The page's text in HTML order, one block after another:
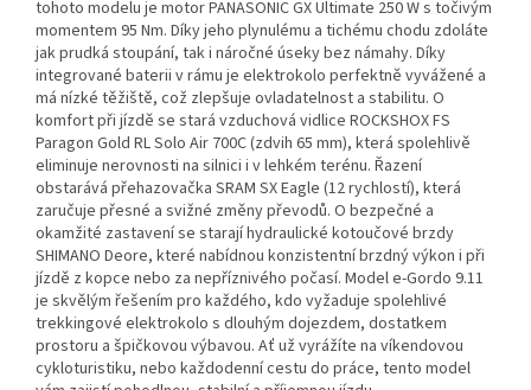
tohoto modelu je motor PANASONIC GX Ultimate 250 W s točivým
momentem 95 Nm. Díky jeho plynulému a tichému chodu zdoláte
jak prudká stoupání, tak i náročné úseky bez námahy. Díky
integrované baterii v rámu je elektrokolo perfektně vyvážené a
má nízké těžiště, což zlepšuje ovladatelnost a stabilitu. O
komfort při jízdě se stará vzduchová vidlice ROCKSHOX FS
Paragon Gold RL Solo Air 700C (zdvih 65 mm), která spolehlivě
eliminuje nerovnosti na silnici i v lehkém terénu. Řazení
obstarává přehazovačka SRAM SX Eagle (12 rychlostí), která
zaručuje přesné a svižné změny převodů. O bezpečné a
okamžité zastavení se starají hydraulické kotoučové brzdy
SHIMANO Deore, které nabídnou konzistentní brzdný výkon i při
jízdě z kopce nebo za nepříznivého počasí. Model e-Gordo 9.11
je skvělým řešením pro každého, kdo vyžaduje spolehlivé
trekkingové elektrokolo s dlouhým dojezdem, dostatkem
prostoru a špičkovou výbavou. Ať už vyrážíte na víkendovou
cykloturistiku, nebo každodenní cestu do práce, tento model